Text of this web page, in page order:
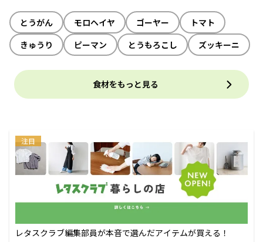
とうがん モロヘイヤ ゴーヤー
トマト
きゅうり
ピーマン とうもろこし ズッキーニ
食材をもっと見る
注目
レタスクラブ編集部員が本音で選んだアイテムが買える！